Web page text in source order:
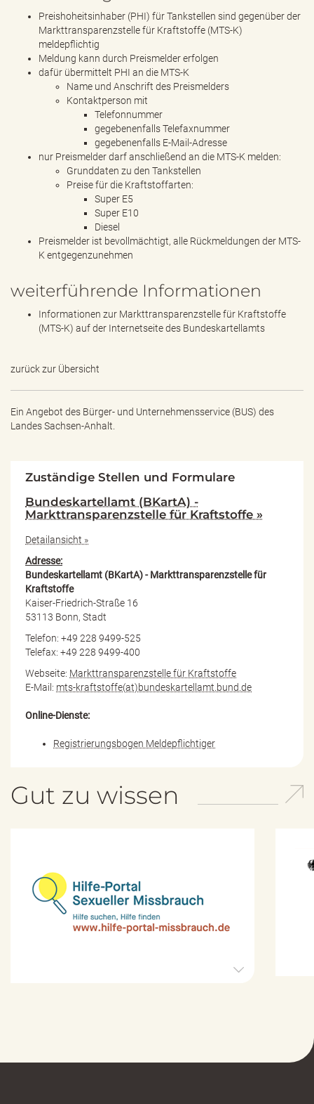
Preishoheitsinhaber (PHI) für Tankstellen sind gegenüber der
Markttransparenzstelle für Kraftstoffe (MTS-K)
meldepflichtig
Meldung kann durch Preismelder erfolgen
dafür übermittelt PHI an die MTS-K
Name und Anschrift des Preismelders
Kontaktperson mit
Telefonnummer
gegebenenfalls Telefaxnummer
gegebenenfalls E-Mail-Adresse
nur Preismelder darf anschließend an die MTS-K melden:
Grunddaten zu den Tankstellen
Preise für die Kraftstoffarten:
Super E5
Super E10
Diesel
Preismelder ist bevollmächtigt, alle Rückmeldungen der MTS-
K entgegenzunehmen
weiterführende Informationen
Informationen zur Markttransparenzstelle für Kraftstoffe
(MTS-K) auf der Internetseite des Bundeskartellamts
zurück zur Übersicht
Ein Angebot des Bürger- und Unternehmensservice (BUS) des
Landes Sachsen-Anhalt.
Zuständige Stellen und Formulare
Bundeskartellamt (BKartA) -
Markttransparenzstelle für Kraftstoffe »
Detailansicht »
Adresse:
Bundeskartellamt (BKartA) - Markttransparenzstelle für
Kraftstoffe
Kaiser-Friedrich-Straße 16
53113 Bonn, Stadt
Telefon: +49 228 9499-525
Telefax: +49 228 9499-400
Webseite: Markttransparenzstelle für Kraftstoffe
E-Mail: mts-kraftstoffe(at)bundeskartellamt.bund.de
Online-Dienste:
Registrierungsbogen Meldepflichtiger
Gut zu wissen
o